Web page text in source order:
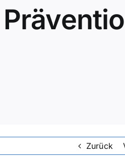
Zurück